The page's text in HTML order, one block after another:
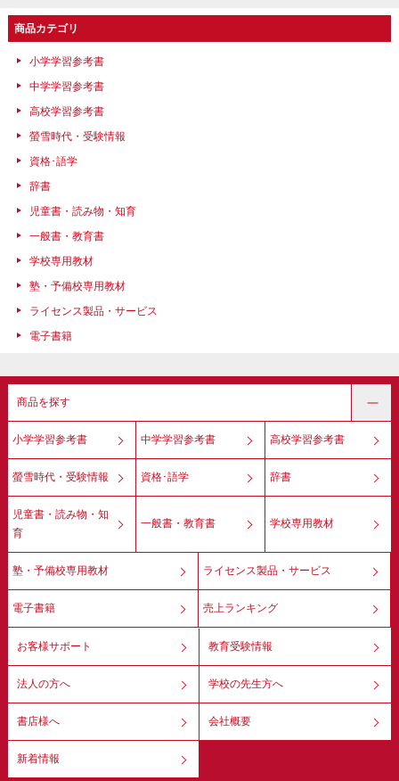
商品カテゴリ
小学学習参考書
中学学習参考書
高校学習参考書
螢雪時代・受験情報
資格･語学
辞書
児童書・読み物・知育
一般書・教育書
学校専用教材
塾・予備校専用教材
ライセンス製品・サービス
電子書籍
商品を探す
小学学習参考書 中学学習参考書 高校学習参考書
螢雪時代・受験情報 資格･語学 辞書
児童書・読み物・知
育
一般書・教育書 学校専用教材
塾・予備校専用教材 ライセンス製品・サービス
電子書籍 売上ランキング
お客様サポート 教育受験情報
法人の方へ 学校の先生方へ
書店様へ 会社概要
新着情報